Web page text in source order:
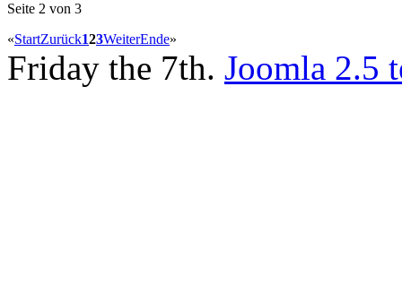
Seite 2 von 3
«StartZurück123WeiterEnde»
Friday the 7th. Joomla 2.5